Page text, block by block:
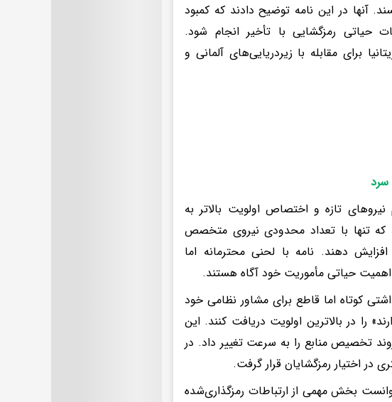
آنها در این نامه توضیح دادند که کمبود
حیاتی رمزگشایی با تأخیر انجام شود.
برای مقابله با زیردریایی‌های آلمانی و
سرد
تازه و اختصاص اولویت بالاتر به
که تنها با تعداد محدودی نیروی متخصص
دهند. نامه با لحنی محترمانه اما
حیاتی مأموریت خود آگاه هستند.
کوتاه اما قاطع برای مشاور نظامی خود
را در بالاترین اولویت دریافت کنند. این
تخصیص منابع را به سرعت تغییر داد. در
در اختیار رمزگشایان قرار گرفت.
بخش مهمی از ارتباطات رمزگذاری‌شده